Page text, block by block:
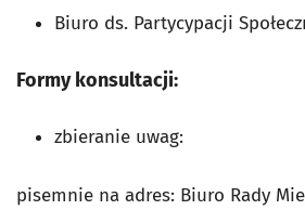
Biuro ds. Partycypacji
Formy konsultacji:
zbieranie uwag:
pisemnie na adres: Biuro Rady